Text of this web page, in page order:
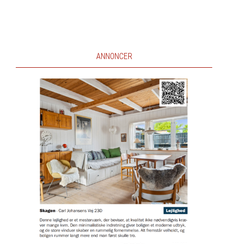
ANNONCER